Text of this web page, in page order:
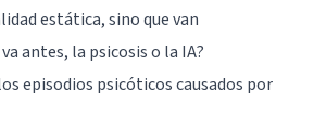
estática, sino que van
antes, la psicosis o la IA?
episodios psicóticos causados por